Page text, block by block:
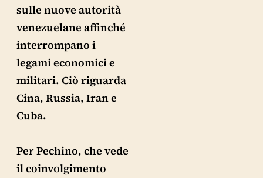
sulle nuove autorità
venezuelane affinché
interrompano i
legami economici e
militari. Ciò riguarda
Cina, Russia, Iran e
Cuba.
Per Pechino, che vede
il coinvolgimento